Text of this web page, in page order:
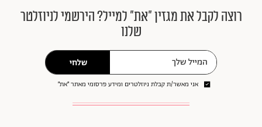
רוצה לקבל את מגזין ״את״ למייל? הירשמי לניוזלטר
שלנו
שלחי
אני מאשר/ת קבלת ניוזלטרים ומידע פרסומי מאתר ״את״